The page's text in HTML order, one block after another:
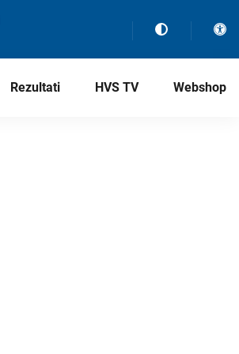
Rezultati HVS TV Webshop